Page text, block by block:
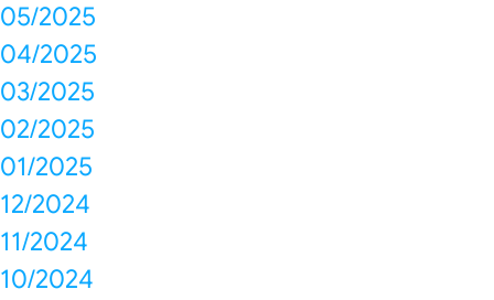
05/2025
04/2025
03/2025
02/2025
01/2025
12/2024
11/2024
10/2024